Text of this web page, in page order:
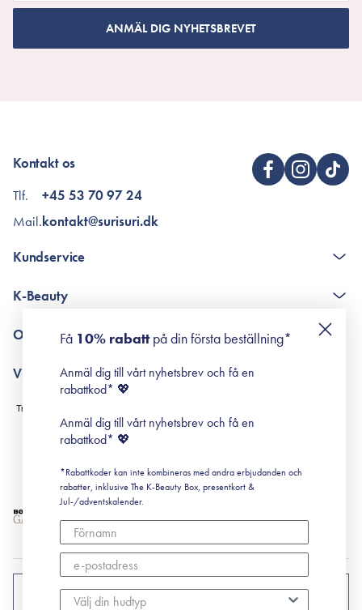
ANMÄL DIG NYHETSBREVET
Kontakt os
Tlf.
Mail.
+45 53 70 97 24
kontakt@surisuri.dk
Kundservice
Poängshop - frågor och svar
K-Beauty
Retinol för nybörjare
Om Surisuri
Black Friday
Villkor
Leverans & Retur
Köpvillkor
Prenumerationsvillkor
Cookiepolicy
SVERIGE
Få 10% rabattpå din första beställning*
Anmäl dig till vårt nyhetsbrev och få en
rabattkod* 💖
Anmäl dig till vårt nyhetsbrev och få en
rabattkod* 💖
*Rabattkoder kan inte kombineras med andra erbjudanden och
rabatter, inklusive The K-Beauty Box, presentkort &
Jul-/adventskalender.